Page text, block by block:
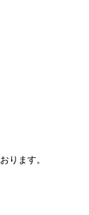
ります。